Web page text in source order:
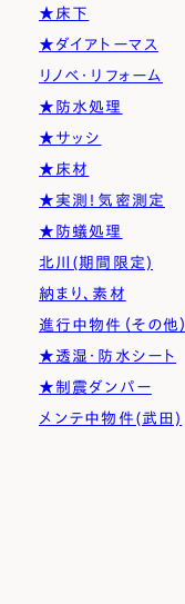
★床下
★ダイアトーマス
リノベ・リフォーム
★防水処理
★サッシ
★床材
★実測！気密測定
★防蟻処理
北川(期間限定)
納まり、素材
進行中物件（その他）
★透湿・防水シート
★制震ダンパー
メンテ中物件(武田)